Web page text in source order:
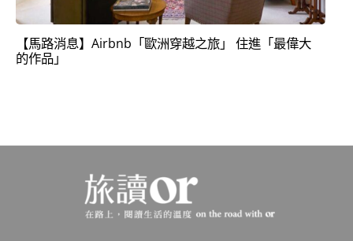
【馬路消息】Airbnb「歐洲穿越之旅」 住進「最偉大
的作品」